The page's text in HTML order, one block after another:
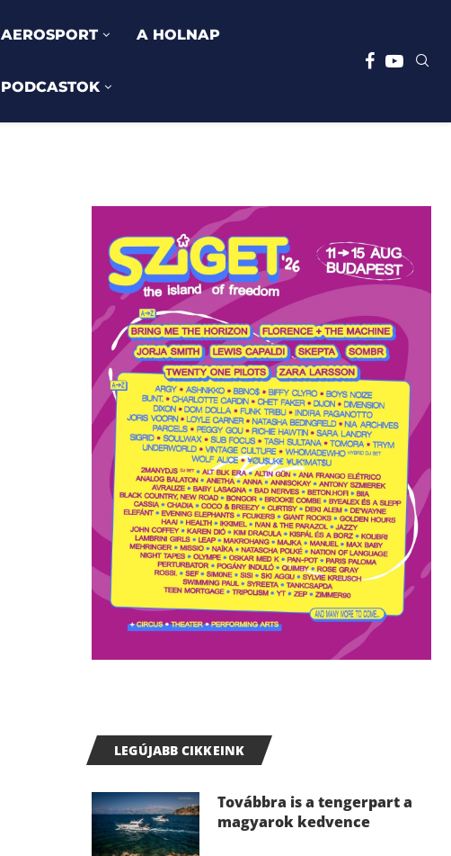
AEROSPORT A HOLNAP
PODCASTOK
LEGÚJABB CIKKEINK
Továbbra is a tengerpart a
magyarok kedvence